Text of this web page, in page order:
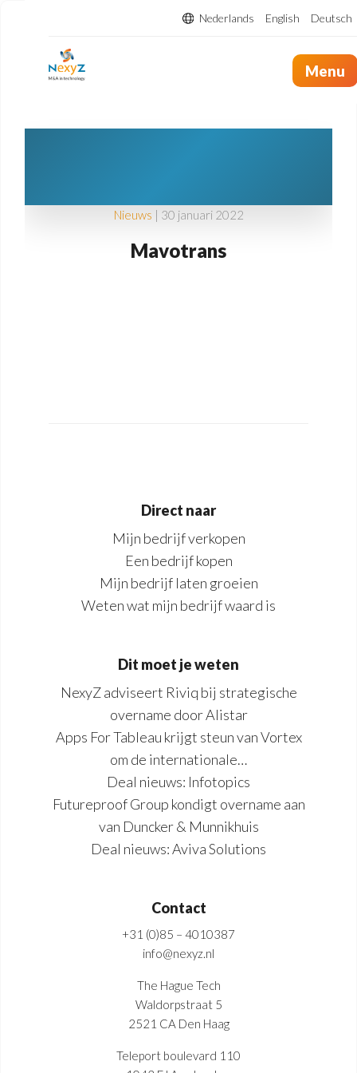
Nederlands English Deutsch
Menu
Nieuws | 30 januari 2022
Mavotrans
Direct naar
Mijn bedrijf verkopen
Een bedrijf kopen
Mijn bedrijf laten groeien
Weten wat mijn bedrijf waard is
Dit moet je weten
NexyZ adviseert Riviq bij strategische
overname door Alistar
Apps For Tableau krijgt steun van Vortex
om de internationale…
Deal nieuws: Infotopics
Futureproof Group kondigt overname aan
van Duncker & Munnikhuis
Deal nieuws: Aviva Solutions
Contact
+31 (0)85 – 4010387
info@nexyz.nl
The Hague Tech
Waldorpstraat 5
2521 CA Den Haag
Teleport boulevard 110